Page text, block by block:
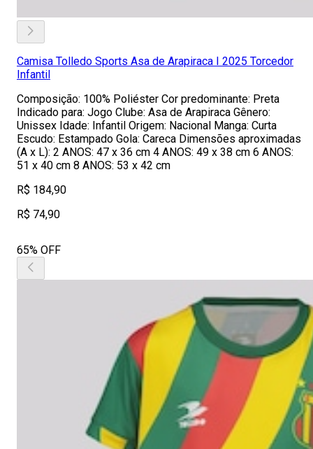
Camisa Tolledo Sports Asa de Arapiraca I 2025 Torcedor
Infantil
Composição: 100% Poliéster Cor predominante: Preta
Indicado para: Jogo Clube: Asa de Arapiraca Gênero:
Unissex Idade: Infantil Origem: Nacional Manga: Curta
Escudo: Estampado Gola: Careca Dimensões aproximadas
(A x L): 2 ANOS: 47 x 36 cm 4 ANOS: 49 x 38 cm 6 ANOS:
51 x 40 cm 8 ANOS: 53 x 42 cm
R$ 184,90
R$ 74,90
65% OFF